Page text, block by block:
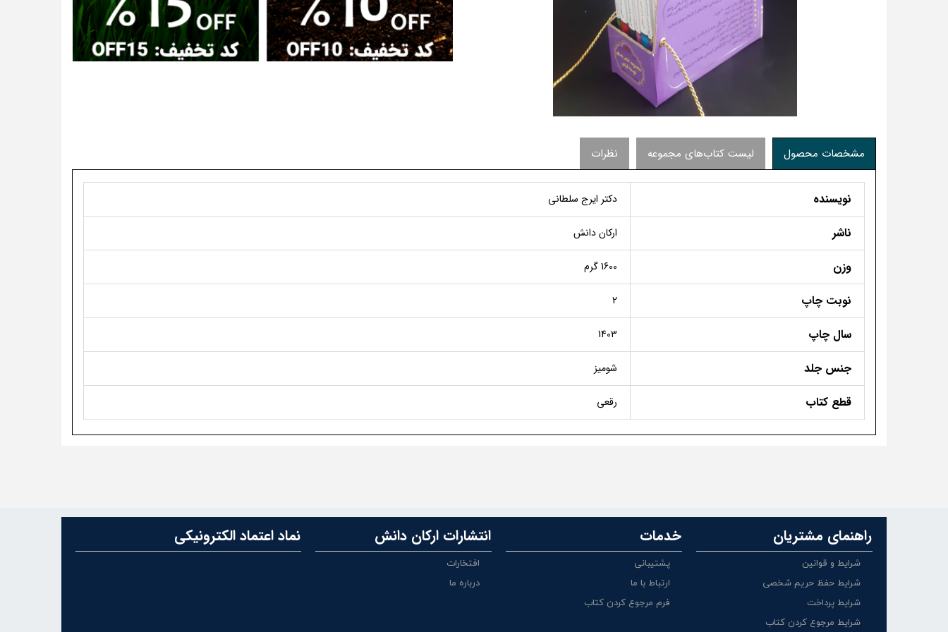
مشخصات محصول لیست کتاب‌های مجموعه نظرات
نویسنده دکتر ایرج سلطانی
ناشر ارکان دانش
وزن 1600 گرم
نوبت چاپ 2
سال چاپ 1403
جنس جلد شومیز
قطع کتاب رقعی
راهنمای مشتریان
شرایط و قوانین
شرایط حفظ حریم شخصی
شرایط پرداخت
شرایط مرجوع کردن کتاب
خدمات
پشتیبانی
ارتباط با ما
فرم مرجوع کردن کتاب
انتشارات ارکان دانش
افتخارات
درباره ما
نماد اعتماد الکترونیکی